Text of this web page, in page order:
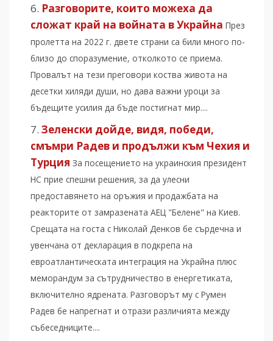
Разговорите, които можеха да
сложат край на войната в Украйна През
пролетта на 2022 г. двете страни са били много по-
близо до споразумение, отколкото се приема.
Провалът на тези преговори коства живота на
десетки хиляди души, но дава важни уроци за
бъдещите усилия да бъде постигнат мир....
Зеленски дойде, видя, победи,
смъмри Радев и продължи към Чехия и
Турция За посещението на украинския президент
НС прие спешни решения, за да улесни
предоставянето на оръжия и продажбата на
реакторите от замразената АЕЦ "Белене" на Киев.
Срещата на госта с Николай Денков бе сърдечна и
увенчана от декларация в подкрепа на
евроатлантическата интеграция на Украйна плюс
меморандум за сътрудничество в енергетиката,
включително ядрената. Разговорът му с Румен
Радев бе напрегнат и отрази различията между
събеседниците....